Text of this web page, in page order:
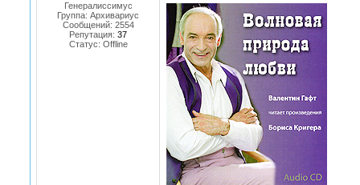
Генералиссимус
Группа: Архивариус
Сообщений: 2554
Репутация: 37
Статус: Offline